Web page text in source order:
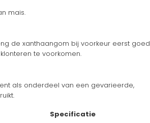
mais.
de xanthaangom bij voorkeur eerst goed
te voorkomen.
als onderdeel van een gevarieerde,
Specificatie